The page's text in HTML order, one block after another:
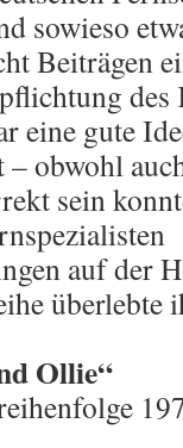
sowieso
Beiträgen
des
eine gute
obwohl
sein
auf der
überlebte
Ollie“